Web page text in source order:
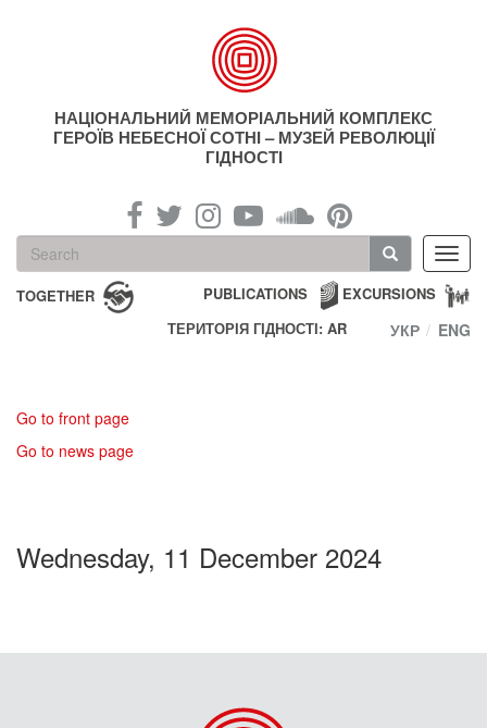
НАЦІОНАЛЬНИЙ МЕМОРІАЛЬНИЙ КОМПЛЕКС
ГЕРОЇВ НЕБЕСНОЇ СОТНІ – МУЗЕЙ РЕВОЛЮЦІЇ
ГІДНОСТІ
Search
form
Search
TOGETHER EXCURSIONS
PUBLICATIONS
ТЕРИТОРІЯ ГІДНОСТІ: AR
УКР ENG
Go to front page
Go to news page
Wednesday, 11 December 2024